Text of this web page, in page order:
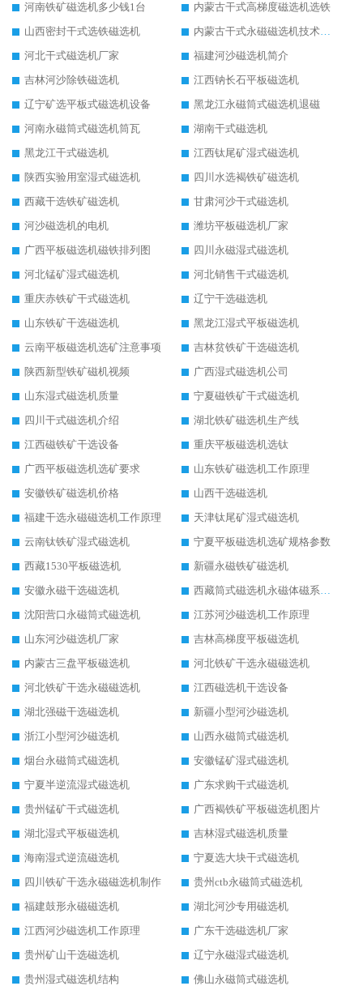
河南铁矿磁选机多少钱1台
内蒙古干式高梯度磁选机选铁
山西密封干式选铁磁选机
内蒙古干式永磁磁选机技术要求
河北干式磁选机厂家
福建河沙磁选机简介
吉林河沙除铁磁选机
江西钠长石平板磁选机
辽宁矿选平板式磁选机设备
黑龙江永磁筒式磁选机退磁
河南永磁筒式磁选机筒瓦
湖南干式磁选机
黑龙江干式磁选机
江西钛尾矿湿式磁选机
陕西实验用室湿式磁选机
四川水选褐铁矿磁选机
西藏干选铁矿磁选机
甘肃河沙干式磁选机
河沙磁选机的电机
潍坊平板磁选机厂家
广西平板磁选机磁铁排列图
四川永磁湿式磁选机
河北锰矿湿式磁选机
河北销售干式磁选机
重庆赤铁矿干式磁选机
辽宁干选磁选机
山东铁矿干选磁选机
黑龙江湿式平板磁选机
云南平板磁选机选矿注意事项
吉林贫铁矿干选磁选机
陕西新型铁矿磁机视频
广西湿式磁选机公司
山东湿式磁选机质量
宁夏磁铁矿干式磁选机
四川干式磁选机介绍
湖北铁矿磁选机生产线
江西磁铁矿干选设备
重庆平板磁选机选钛
广西平板磁选机选矿要求
山东铁矿磁选机工作原理
安徽铁矿磁选机价格
山西干选磁选机
福建干选永磁磁选机工作原理
天津钛尾矿湿式磁选机
云南钛铁矿湿式磁选机
宁夏平板磁选机选矿规格参数
西藏1530平板磁选机
新疆永磁铁矿磁选机
安徽永磁干选磁选机
西藏筒式磁选机永磁体磁系设计
沈阳营口永磁筒式磁选机
江苏河沙磁选机工作原理
山东河沙磁选机厂家
吉林高梯度平板磁选机
内蒙古三盘平板磁选机
河北铁矿干选永磁磁选机
河北铁矿干选永磁磁选机
江西磁选机干选设备
湖北强磁干选磁选机
新疆小型河沙磁选机
浙江小型河沙磁选机
山西永磁筒式磁选机
烟台永磁筒式磁选机
安徽锰矿湿式磁选机
宁夏半逆流湿式磁选机
广东求购干式磁选机
贵州锰矿干式磁选机
广西褐铁矿平板磁选机图片
湖北湿式平板磁选机
吉林湿式磁选机质量
海南湿式逆流磁选机
宁夏选大块干式磁选机
四川铁矿干选永磁磁选机制作
贵州ctb永磁筒式磁选机
福建鼓形永磁磁选机
湖北河沙专用磁选机
江西河沙磁选机工作原理
广东干选磁选机厂家
贵州矿山干选磁选机
辽宁永磁湿式磁选机
贵州湿式磁选机结构
佛山永磁筒式磁选机